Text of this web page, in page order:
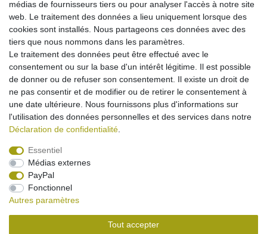
avec TVA horsFrais de livraison
Chargeur Voiture pour Samsung SGH-A300
A388 A400 A800 C100 C200N C210 D410 D500
Afficher l’article
*avec TVAhorsFrais de livraison
Mentions légales
Conditions générales
médias de fournisseurs tiers ou pour analyser l'accès à notre site
web. Le traitement des données a lieu uniquement lorsque des
cookies sont installés. Nous partageons ces données avec des
tiers que nous nommons dans les paramètres.
Le traitement des données peut être effectué avec le
consentement ou sur la base d'un intérêt légitime. Il est possible
de donner ou de refuser son consentement. Il existe un droit de
ne pas consentir et de modifier ou de retirer le consentement à
une date ultérieure. Nous fournissons plus d'informations sur
l'utilisation des données personnelles et des services dans notre
Déclaration de confidentialité
Essentiel
Médias externes
PayPal
Fonctionnel
Autres paramètres
Tout accepter